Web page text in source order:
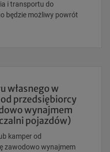
i transportu do
będzie możliwy powrót
własnego w
przedsiębiorcy
wynajmem
pojazdów)
kamper od
zawodowo wynajmem